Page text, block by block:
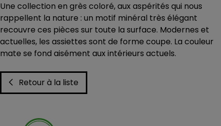
Une collection en grès coloré, aux aspérités qui nous
rappellent la nature : un motif minéral très élégant
recouvre ces pièces sur toute la surface. Modernes et
actuelles, les assiettes sont de forme coupe. La couleur
mate se fond aisément aux intérieurs actuels.
Retour à la liste